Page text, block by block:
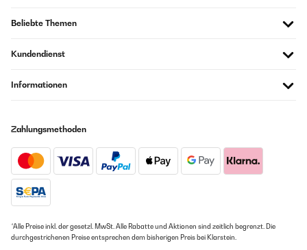
Beliebte Themen
Kundendienst
Informationen
Zahlungsmethoden
*Alle Preise inkl. der gesetzl. MwSt. Alle Rabatte und Aktionen sind zeitlich begrenzt. Die
durchgestrichenen Preise entsprechen dem bisherigen Preis bei Klarstein.